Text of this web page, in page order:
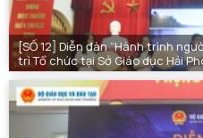
[SỐ 12] Diễn đàn “Hành trình
trì Tổ chức tại Sở Giáo dục Hải